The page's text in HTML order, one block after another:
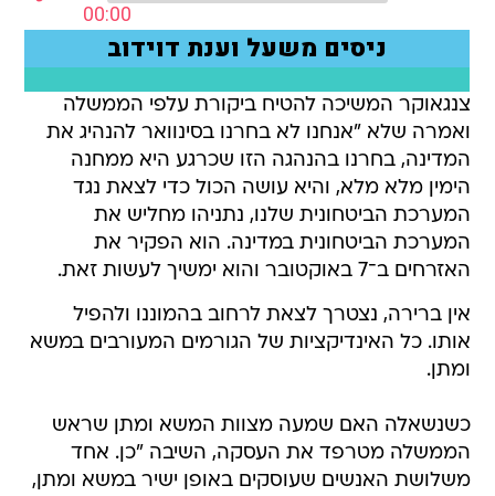
צנגאוקר המשיכה להטיח ביקורת עלפי הממשלה
ואמרה שלא "אנחנו לא בחרנו בסינוואר להנהיג את
המדינה, בחרנו בהנהגה הזו שכרגע היא ממחנה
הימין מלא מלא, והיא עושה הכול כדי לצאת נגד
המערכת הביטחונית שלנו, נתניהו מחליש את
המערכת הביטחונית במדינה. הוא הפקיר את
האזרחים ב־7 באוקטובר והוא ימשיך לעשות זאת.
אין ברירה, נצטרך לצאת לרחוב בהמוננו ולהפיל
אותו. כל האינדיקציות של הגורמים המעורבים במשא
ומתן.
כשנשאלה האם שמעה מצוות המשא ומתן שראש
הממשלה מטרפד את העסקה, השיבה "כן. אחד
משלושת האנשים שעוסקים באופן ישיר במשא ומתן,